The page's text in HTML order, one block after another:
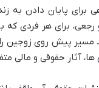
برای پایان دادن به
رجعی، برای هر فردی که
مسیر پیش روی زوجین
آثار حقوقی و مالی